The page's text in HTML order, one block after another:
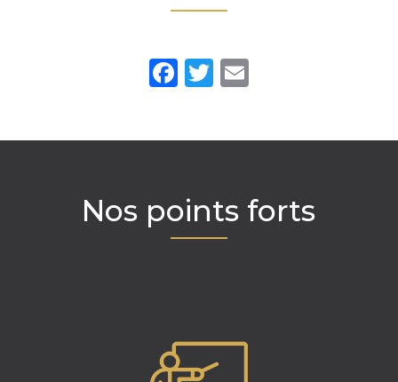
Facebook
Twitter
Nos points forts